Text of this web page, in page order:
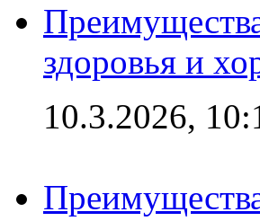
здоровья и
10.3.2026,